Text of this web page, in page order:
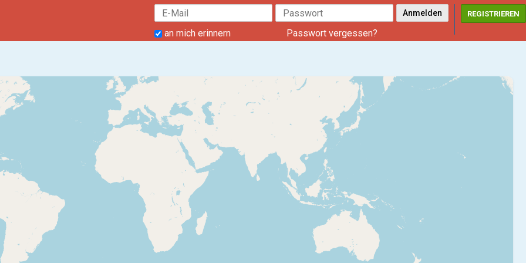
an mich erinnern Passwort vergessen?
REGISTRIEREN